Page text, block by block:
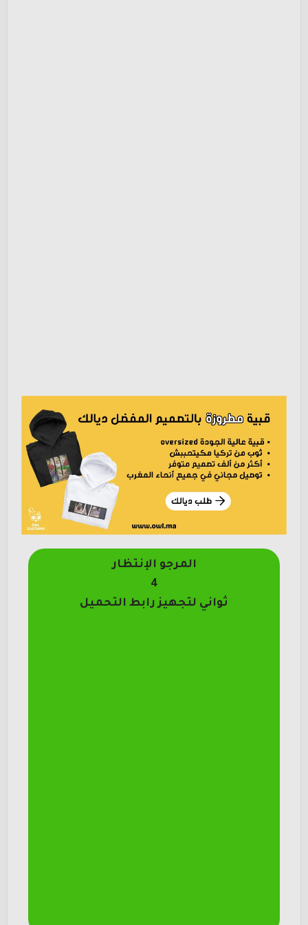
المرجو الإنتظار
4
ثواني لتجهيز رابط التحميل